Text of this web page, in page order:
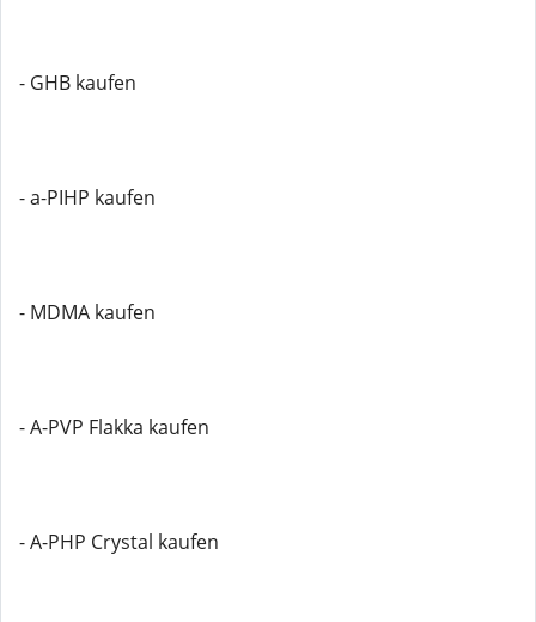
- GHB kaufen
- a-PIHP kaufen
- MDMA kaufen
- A-PVP Flakka kaufen
- A-PHP Crystal kaufen